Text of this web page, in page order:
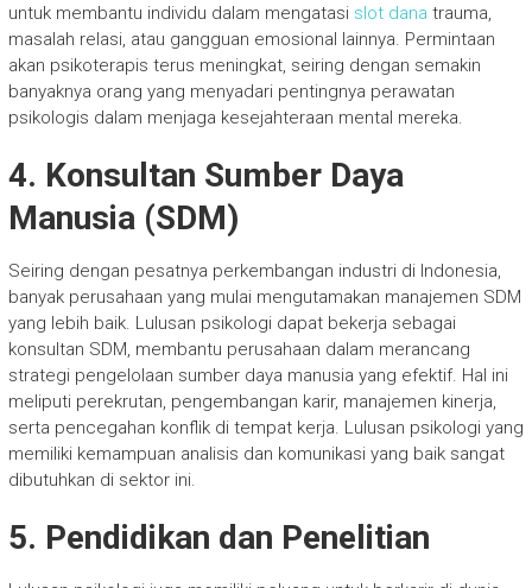
untuk membantu individu dalam mengatasi slot dana trauma,
masalah relasi, atau gangguan emosional lainnya. Permintaan
akan psikoterapis terus meningkat, seiring dengan semakin
banyaknya orang yang menyadari pentingnya perawatan
psikologis dalam menjaga kesejahteraan mental mereka.
4. Konsultan Sumber Daya
Manusia (SDM)
Seiring dengan pesatnya perkembangan industri di Indonesia,
banyak perusahaan yang mulai mengutamakan manajemen SDM
yang lebih baik. Lulusan psikologi dapat bekerja sebagai
konsultan SDM, membantu perusahaan dalam merancang
strategi pengelolaan sumber daya manusia yang efektif. Hal ini
meliputi perekrutan, pengembangan karir, manajemen kinerja,
serta pencegahan konflik di tempat kerja. Lulusan psikologi yang
memiliki kemampuan analisis dan komunikasi yang baik sangat
dibutuhkan di sektor ini.
5. Pendidikan dan Penelitian